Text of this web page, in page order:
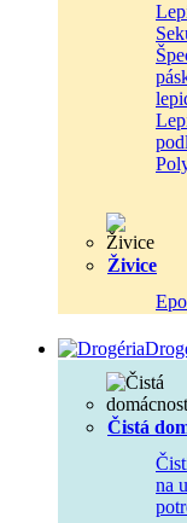
Živice
Čistá
na